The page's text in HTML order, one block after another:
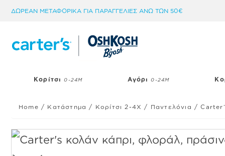
Μετάβαση
περιεχόμενο
ΔΩΡΕΑΝ ΜΕΤΑΦΟΡΙΚΑ ΓΙΑ ΠΑΡΑΓΓΕΛΙΕΣ ΑΝΩ ΤΩΝ 50€
Κορίτσι 0-24Μ Αγόρι 0-24Μ
Home / Κατάστημα / Κορίτσι 2-4Χ / Παντελόνια /